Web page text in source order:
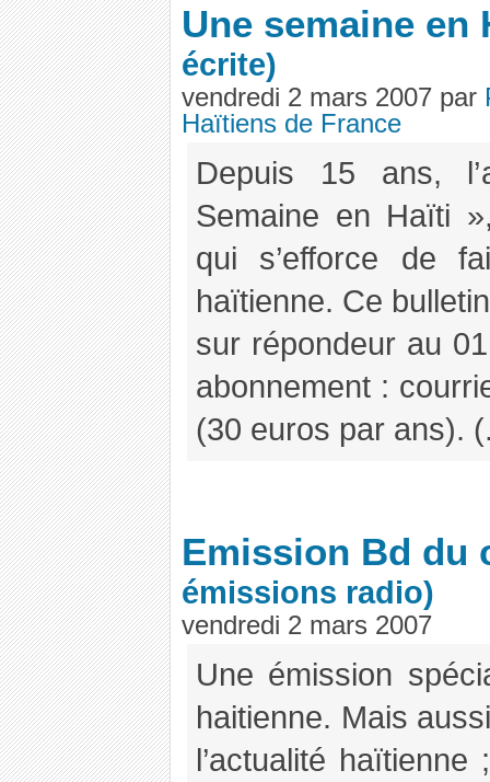
Une semaine en
écrite)
vendredi 2 mars 2007 par
Haïtiens de France
Depuis 15 ans,
Semaine en Haïti
qui s’efforce de
haïtienne. Ce
sur répondeur au
abonnement :
(30 euros par ans).
Emission Bd du
émissions radio)
vendredi 2 mars 2007
Une émission
haitienne. Mais
l’actualité